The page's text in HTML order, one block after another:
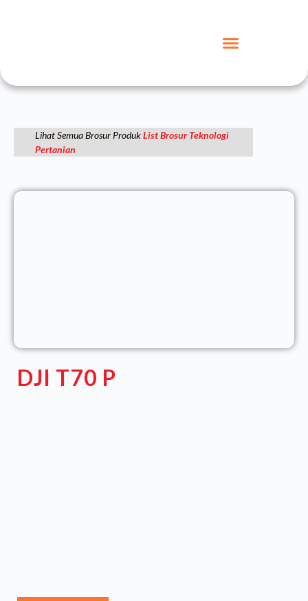
Lihat Semua Brosur ProdukList Brosur Teknologi
Pertanian
DJI T70 P